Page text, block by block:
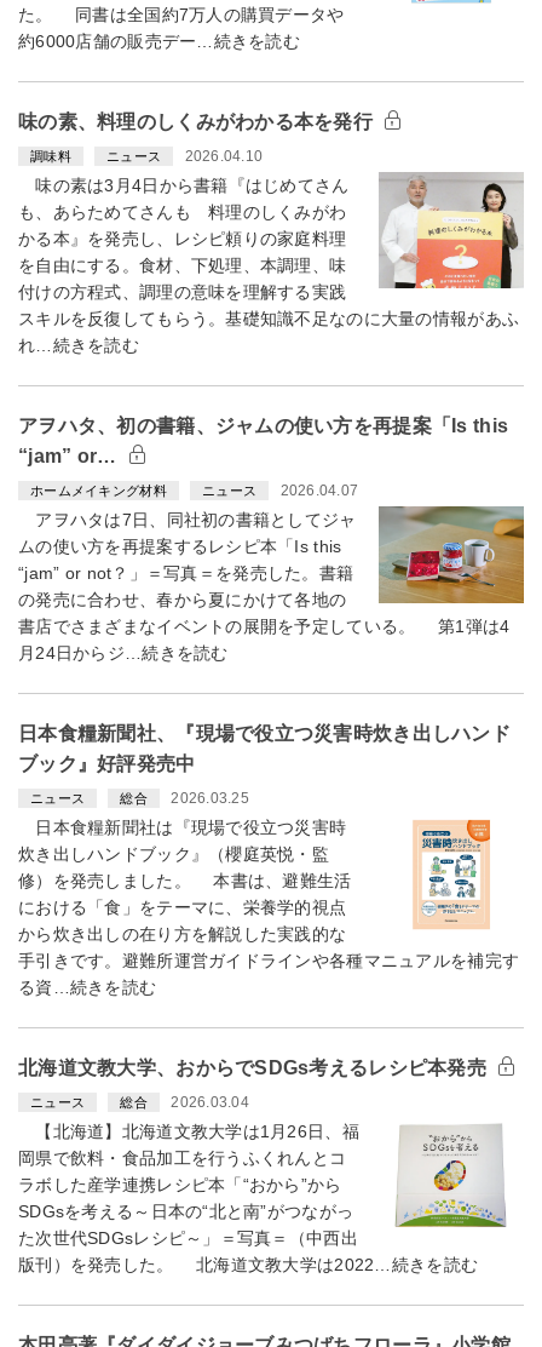
た。 同書は全国約7万人の購買データや
約6000店舗の販売デー…続きを読む
味の素、料理のしくみがわかる本を発行
調味料 ニュース 2026.04.10
味の素は3月4日から書籍『はじめてさん
も、あらためてさんも 料理のしくみがわ
かる本』を発売し、レシピ頼りの家庭料理
を自由にする。食材、下処理、本調理、味
付けの方程式、調理の意味を理解する実践
スキルを反復してもらう。基礎知識不足なのに大量の情報があふ
れ…続きを読む
アヲハタ、初の書籍、ジャムの使い方を再提案「Is this
“jam” or…
ホームメイキング材料 ニュース 2026.04.07
アヲハタは7日、同社初の書籍としてジャ
ムの使い方を再提案するレシピ本「Is this
“jam” or not？」＝写真＝を発売した。書籍
の発売に合わせ、春から夏にかけて各地の
書店でさまざまなイベントの展開を予定している。 第1弾は4
月24日からジ…続きを読む
日本食糧新聞社、『現場で役立つ災害時炊き出しハンド
ブック』好評発売中
ニュース 総合 2026.03.25
日本食糧新聞社は『現場で役立つ災害時
炊き出しハンドブック』（櫻庭英悦・監
修）を発売しました。 本書は、避難生活
における「食」をテーマに、栄養学的視点
から炊き出しの在り方を解説した実践的な
手引きです。避難所運営ガイドラインや各種マニュアルを補完す
る資…続きを読む
北海道文教大学、おからでSDGs考えるレシピ本発売
ニュース 総合 2026.03.04
【北海道】北海道文教大学は1月26日、福
岡県で飲料・食品加工を行うふくれんとコ
ラボした産学連携レシピ本「“おから”から
SDGsを考える～日本の“北と南”がつながっ
た次世代SDGsレシピ～」＝写真＝（中西出
版刊）を発売した。 北海道文教大学は2022…続きを読む